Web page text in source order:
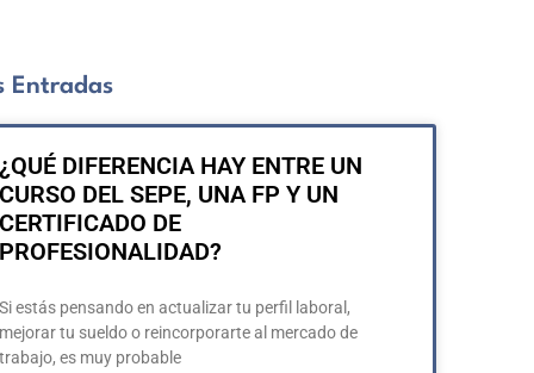
Entradas
¿QUÉ DIFERENCIA HAY ENTRE UN
CURSO DEL SEPE, UNA FP Y UN
CERTIFICADO DE
PROFESIONALIDAD?
Si estás pensando en actualizar tu perfil laboral,
mejorar tu sueldo o reincorporarte al mercado de
trabajo, es muy probable